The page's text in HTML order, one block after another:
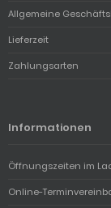
Allgemeine
Lieferzeit
Zahlungsarten
Informationen
Öffnungszeiten im
Online-